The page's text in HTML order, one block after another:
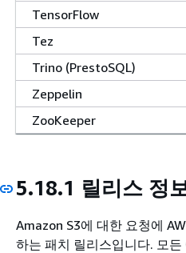
TensorFlow
Tez
Trino (PrestoSQL)
Zeppelin
ZooKeeper
5.18.1 릴리스 정
Amazon S3에 대한 요청에
하는 패치 릴리스입니다. 모